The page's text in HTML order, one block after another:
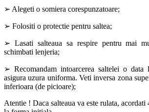
➢ Alegeti o somiera corespunzatoare;
➢ Folositi o protectie pentru saltea;
➢ Lasati salteaua sa respire pentru mai
schimbati lenjeria;
➢ Recomandam intoarcerea saltelei o
asigura uzura uniforma. Veti inversa zona
inferioara (de picioare);
Atentie ! Daca salteaua va este rulata, acordati